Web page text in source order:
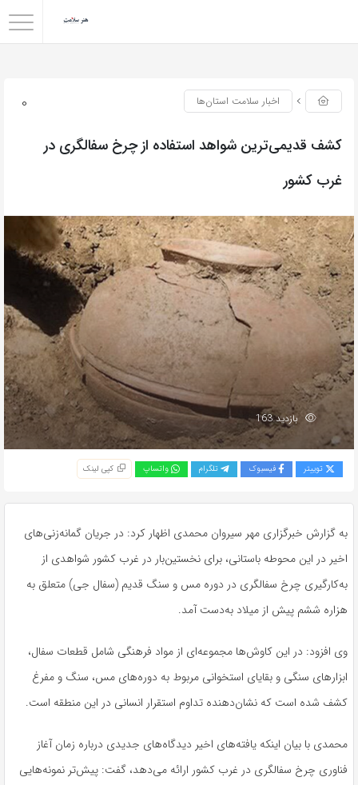
0 اخبار سلامت استان‌ها
کشف قدیمی‌ترین شواهد استفاده از چرخ سفالگری در
غرب کشور
بازدید 163
توییتر فیسبوک تلگرام واتساپ کپی لینک
به گزارش خبرگزاری مهر سیروان محمدی اظهار کرد: در جریان گمانه‌زنی‌های
اخیر در این محوطه باستانی، برای نخستین‌بار در غرب کشور شواهدی از
به‌کارگیری چرخ سفالگری در دوره مس و سنگ قدیم (سفال جی) متعلق به
هزاره ششم پیش از میلاد به‌دست آمد.
وی افزود: در این کاوش‌ها مجموعه‌ای از مواد فرهنگی شامل قطعات سفال،
ابزارهای سنگی و بقایای استخوانی مربوط به دوره‌های مس، سنگ و مفرغ
کشف شده است که نشان‌دهنده تداوم استقرار انسانی در این منطقه است.
محمدی با بیان اینکه یافته‌های اخیر دیدگاه‌های جدیدی درباره زمان آغاز
فناوری چرخ سفالگری در غرب کشور ارائه می‌دهد، گفت: پیش‌تر نمونه‌هایی